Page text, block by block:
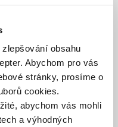
obsahu
Abychom pro vás
stránky, prosíme o
cookies.
abychom vás mohli
a výhodných
spletí neuspokojivých
na budoucnost.
vše poskytuje díky
znalostí a